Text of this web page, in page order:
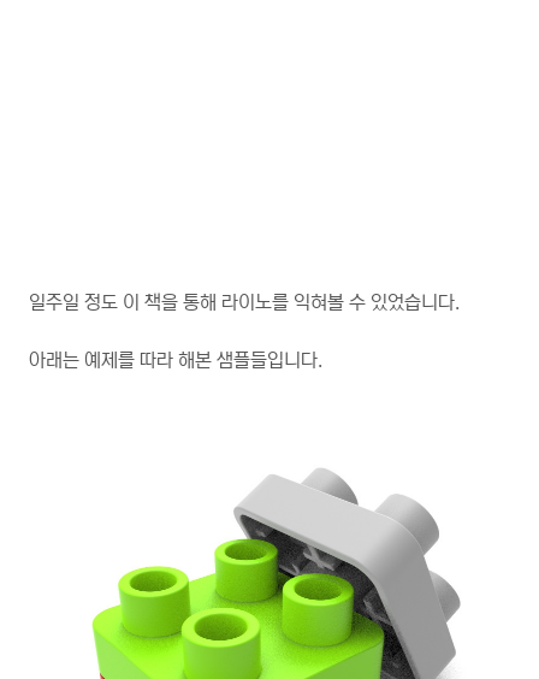
일주일 정도 이 책을 통해 라이노를 익혀볼 수 있었습니다.
아래는 예제를 따라 해본 샘플들입니다.